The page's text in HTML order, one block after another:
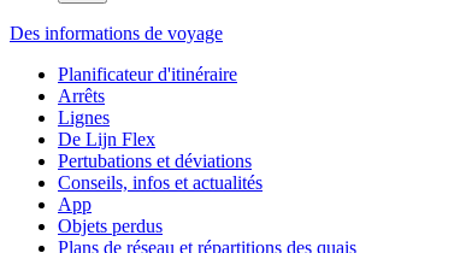
Des informations de voyage
Planificateur d'itinéraire
Arrêts
Lignes
De Lijn Flex
Pertubations et déviations
Conseils, infos et actualités
App
Objets perdus
Plans de réseau et répartitions des quais